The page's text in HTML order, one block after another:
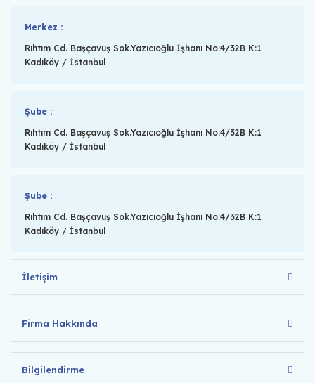
Merkez :
Rıhtım Cd. Başçavuş Sok.Yazıcıoğlu İşhanı No:4/32B K:1
Kadıköy / İstanbul
Şube :
Rıhtım Cd. Başçavuş Sok.Yazıcıoğlu İşhanı No:4/32B K:1
Kadıköy / İstanbul
Şube :
Rıhtım Cd. Başçavuş Sok.Yazıcıoğlu İşhanı No:4/32B K:1
Kadıköy / İstanbul
İletişim
Firma Hakkında
Bilgilendirme